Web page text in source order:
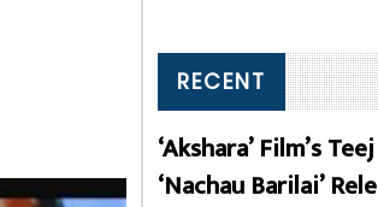
RECENT
‘Akshara’ Film’s
‘Nachau Barilai’